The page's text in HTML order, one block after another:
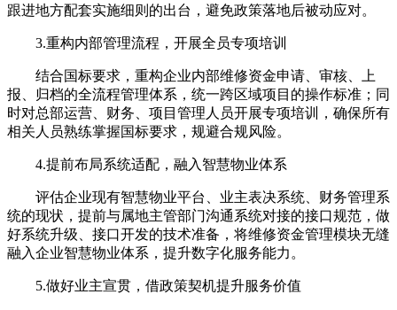
跟进地方配套实施细则的出台，避免政策落地后被动应对。
3.重构内部管理流程，开展全员专项培训
结合国标要求，重构企业内部维修资金申请、审核、上
报、归档的全流程管理体系，统一跨区域项目的操作标准；同
时对总部运营、财务、项目管理人员开展专项培训，确保所有
相关人员熟练掌握国标要求，规避合规风险。
4.提前布局系统适配，融入智慧物业体系
评估企业现有智慧物业平台、业主表决系统、财务管理系
统的现状，提前与属地主管部门沟通系统对接的接口规范，做
好系统升级、接口开发的技术准备，将维修资金管理模块无缝
融入企业智慧物业体系，提升数字化服务能力。
5.做好业主宣贯，借政策契机提升服务价值